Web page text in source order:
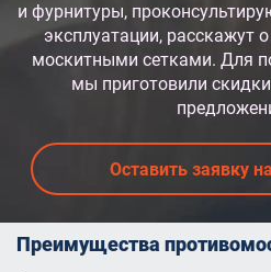
и фурнитуры,
эксплуатации, расскажут
москитными сетками. Для
мы приготовили
Оставить заявку
Преимущества